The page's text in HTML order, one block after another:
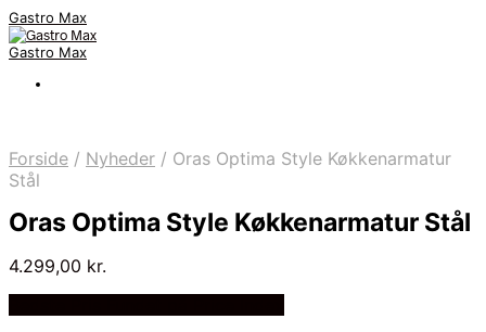
Gastro Max
Gastro Max
Forside / Nyheder / Oras Optima Style Køkkenarmatur
Stål
Oras Optima Style Køkkenarmatur Stål
4.299,00 kr.